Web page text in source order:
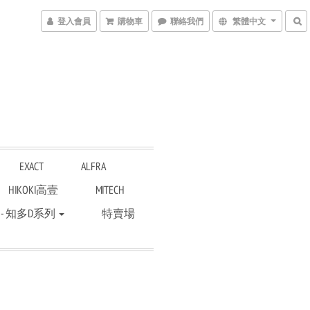
登入會員 購物車 聯絡我們 繁體中文
EXACT
ALFRA
HIKOKI高壹
MITECH
知多D系列
特賣場